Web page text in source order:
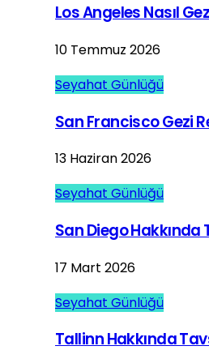
Los Angeles Nasıl
10 Temmuz 2026
Seyahat Günlüğü
San Francisco Gezi
13 Haziran 2026
Seyahat Günlüğü
San Diego
17 Mart 2026
Seyahat Günlüğü
Tallinn Hakkında